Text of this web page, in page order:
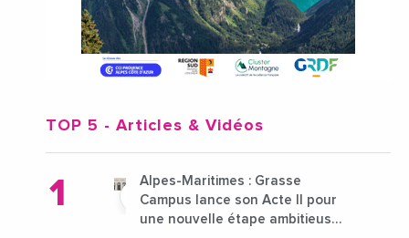
TOP 5 - Articles & Vidéos
Alpes-Maritimes : Grasse
Campus lance son Acte II pour
une nouvelle étape ambitieuse